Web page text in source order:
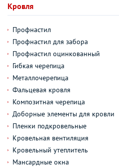
Кровля
Профнастил
Профнастил для забора
Профнастил оцинкованный
Гибкая черепица
Металлочерепица
Фальцевая кровля
Композитная черепица
Доборные элементы для кровли
Пленки подкровельные
Кровельная вентиляция
Кровельный утеплитель
Мансардные окна